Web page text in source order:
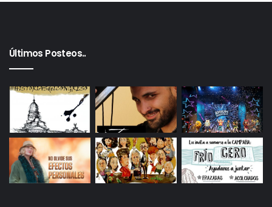
Últimos Posteos..